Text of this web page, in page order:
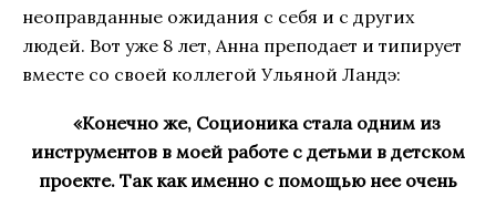
неоправданные ожидания с себя и с других
людей. Вот уже 8 лет, Анна преподает и типирует
вместе со своей коллегой Ульяной Ландэ:
«Конечно же, Соционика стала одним из
инструментов в моей работе с детьми в детском
проекте. Так как именно с помощью нее очень